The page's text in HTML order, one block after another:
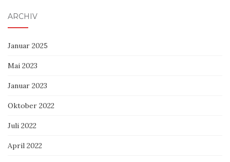
ARCHIV
Januar 2025
Mai 2023
Januar 2023
Oktober 2022
Juli 2022
April 2022